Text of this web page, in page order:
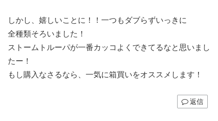
しかし、嬉しいことに！！一つもダブらずいっきに
全種類そろいました！
ストームトルーパが一番カッコよくできてるなと思いまし
たー！
もし購入なさるなら、一気に箱買いをオススメします！
返信